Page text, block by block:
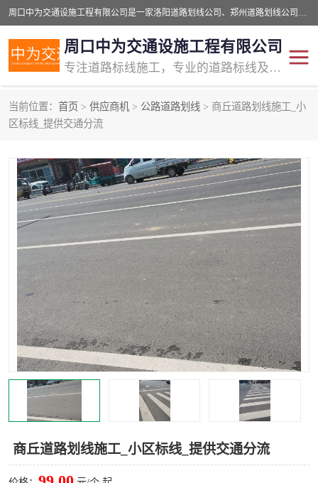
周口中为交通设施工程有限公司是一家洛阳道路划线公司、郑州道路划线公司、平顶山道路车位划线公司、开封车位划线公司、许昌道路车位划线公司、漯河道路车位划线公司，公司始终坚持“诚信、匠心、专注”的宗旨；我们的经营理念是：的服务。
周口中为交通设施工程有限公司
专注道路标线施工，专业的道路标线及交通设施施工服务商!
当前位置： 首页 > 供应商机 > 公路道路划线 > 商丘道路划线施工_小
区标线_提供交通分流
商丘道路划线施工_小区标线_提供交通分流
交通道路标线
道路标线划线 马路标线
道路标线 道路划线